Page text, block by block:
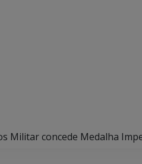
Militar concede Medalha